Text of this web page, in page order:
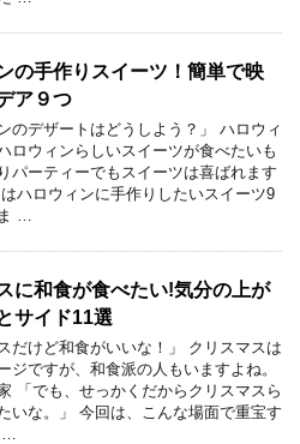
の手作りスイーツ！簡単で映
ア９つ
のデザートはどうしよう？」 ハロウィ
ロウィンらしいスイーツが食べたいも
パーティーでもスイーツは喜ばれます
ハロウィンに手作りしたいスイーツ9
…
に和食が食べたい!気分の上が
サイド11選
だけど和食がいいな！」 クリスマスは
ジですが、和食派の人もいますよね。
「でも、せっかくだからクリスマスら
いな。」 今回は、こんな場面で重宝す